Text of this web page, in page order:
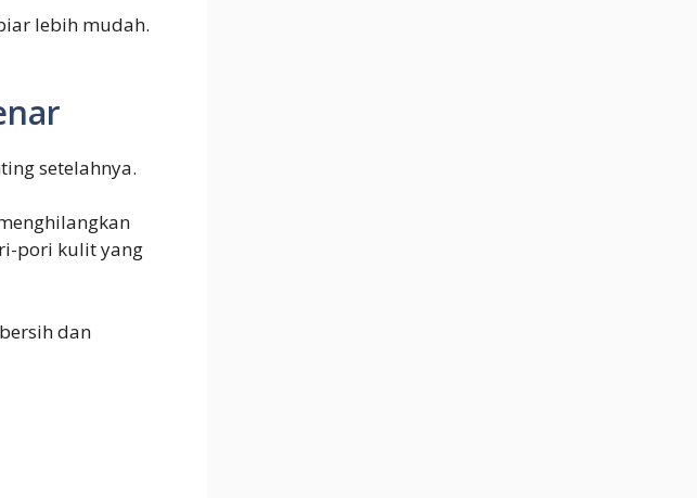
lebih mudah.
setelahnya.
pori kulit yang
dan